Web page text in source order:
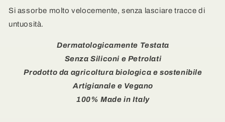
Idratanti
Protettivi
Idratanti
Si assorbe molto velocemente, senza lasciare tracce di
untuosità.
Dermatologicamente Testata
Senza Siliconi e Petrolati
Prodotto da agricoltura biologica e sostenibile
Artigianale e Vegano
100% Made in Italy